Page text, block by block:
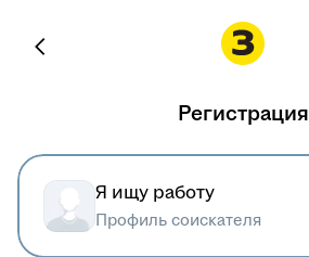
Регистрация
Я ищу работу
Профиль соискателя